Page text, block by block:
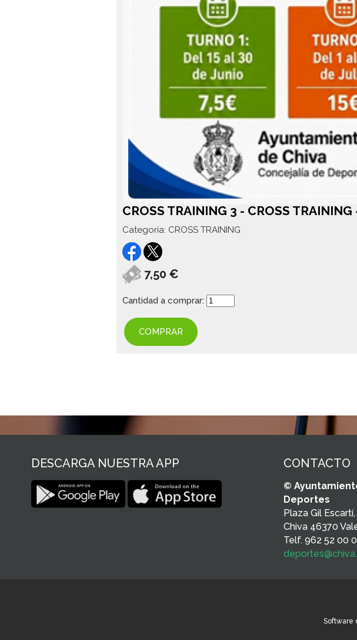
CROSS TRAINING 3 - CROSS
Categoría: CROSS TRAINING
7,50 €
Cantidad a comprar:
COMPRAR
DESCARGA NUESTRA APP CONTACTO
©
Deportes
Plaza Gil
Chiva 46370
Telf. 962 52 00
Software